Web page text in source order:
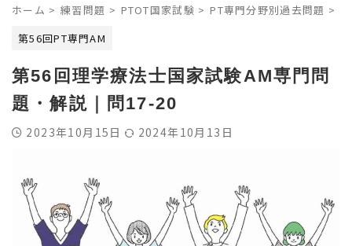
ホーム > 練習問題 > PTOT国家試験 > PT専門分野別過去問題 >
第56回PT専門AM
第56回理学療法士国家試験AM専門問
題・解説｜問17-20
2023年10月15日 2024年10月13日